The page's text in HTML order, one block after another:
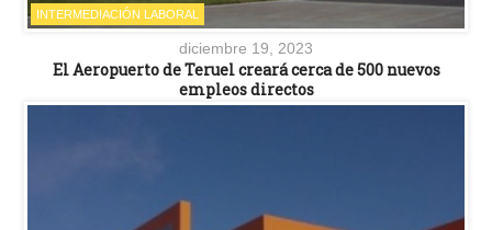
INTERMEDIACIÓN LABORAL
diciembre 19, 2023
El Aeropuerto de Teruel creará cerca de 500 nuevos
empleos directos